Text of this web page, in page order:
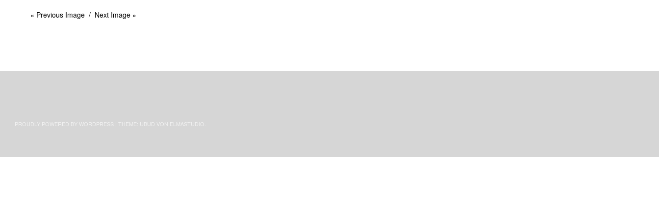
« Previous Image Next Image »
PROUDLY POWERED BY WORDPRESS THEME: UBUD VON ELMASTUDIO